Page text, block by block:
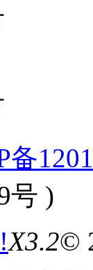
备
号 )
X3.2©